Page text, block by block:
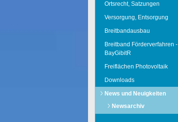
Ortsrecht, Satzungen
Versorgung, Entsorgung
Breitbandausbau
Breitband Förderverfahren -
BayGibitR
Freiflächen Photovoltaik
Downloads
News und Neuigkeiten
Newsarchiv